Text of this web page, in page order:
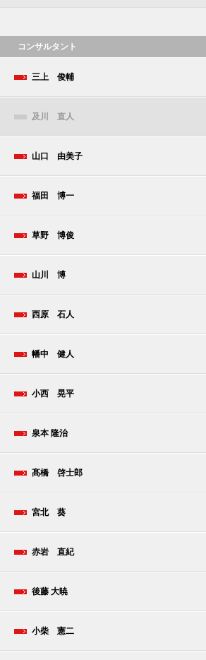
コンサルタント
三上 俊輔
及川 直人
山口 由美子
福田 博一
草野 博俊
山川 博
西原 石人
幡中 健人
小西 晃平
泉本 隆治
髙橋 啓士郎
宮北 葵
赤岩 直紀
後藤 大暁
小柴 憲二